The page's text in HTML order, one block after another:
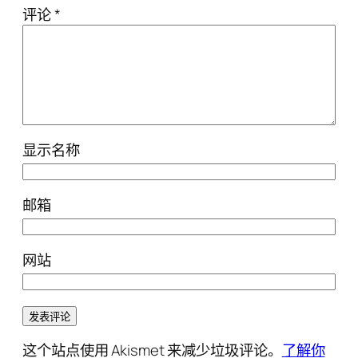
评论*
显示名称
邮箱
网站
这个站点使用 Akismet 来减少垃圾评论。 了解你